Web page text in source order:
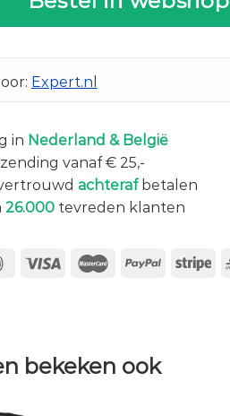
Expert.nl
in Nederland & België
vanaf € 25,-
achterafbetalen
26.000tevreden klanten
bekeken ook